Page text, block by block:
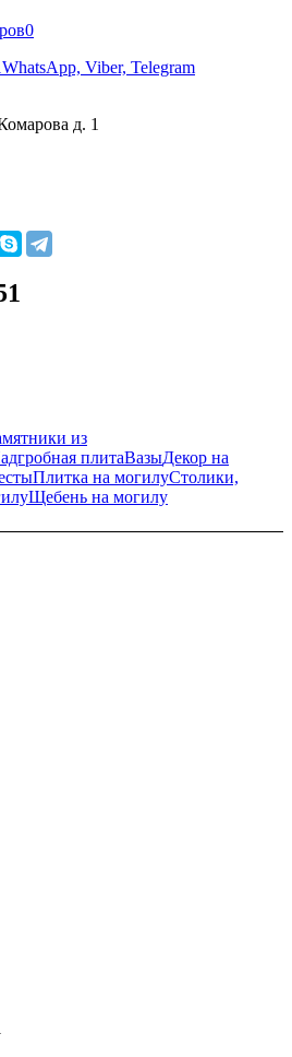
0
WhatsApp, Viber, Telegram
д. 1
из
плитаВазыДекор на
Плитка на могилуСтолики,
Щебень на могилу